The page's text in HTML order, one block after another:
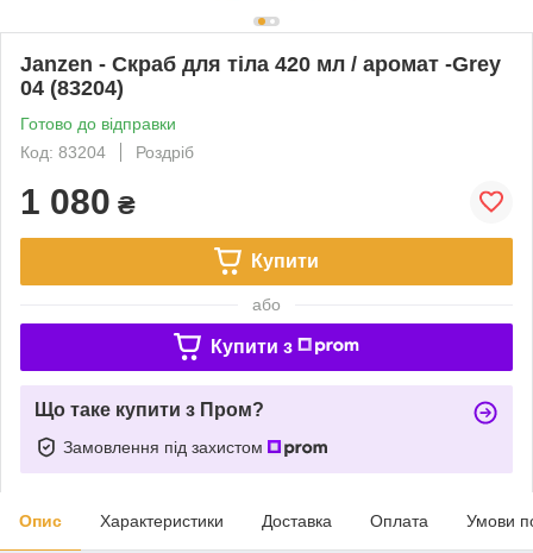
Janzen - Скраб для тіла 420 мл / аромат -Grey
04 (83204)
Готово до відправки
Код: 83204
Роздріб
1 080 ₴
Купити
або
Купити з
Що таке купити з Пром?
Замовлення під захистом
Опис Характеристики Доставка Оплата Умови